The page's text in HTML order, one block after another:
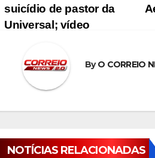
suicídio de pastor da
Universal; vídeo
ByO CORREIO
NOTÍCIAS RELACIONADAS